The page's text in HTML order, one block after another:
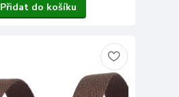
Přidat do košíku